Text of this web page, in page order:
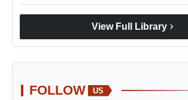
View Full Library chevron_right
FOLLOW US